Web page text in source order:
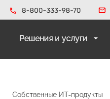
8-800-333-98-70
Решения и услуги
Собственные ИТ-продукты